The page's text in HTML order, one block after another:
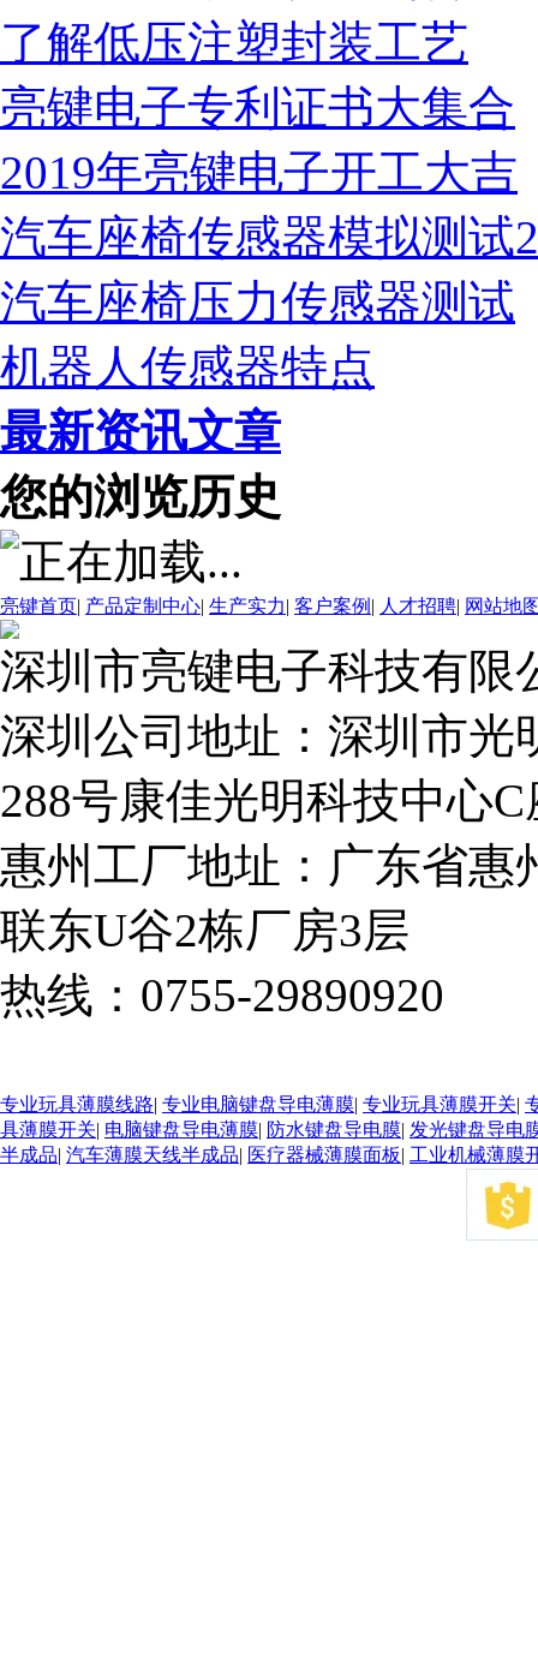
了解低压注塑封装工艺
亮键电子专利证书大集合
2019年亮键电子开工大吉
汽车座椅传感器模拟测试2
汽车座椅压力传感器测试
机器人传感器特点
最新资讯文章
您的浏览历史
亮键首页| 产品定制中心| 生产实力| 客户案例 | 人才招聘| 网站地
深圳市亮键电子科技有限
深圳公司地址：深圳市光
288号康佳光明科技中心C
惠州工厂地址：广东省惠
联东U谷2栋厂房3层
热线：0755-29890920
专业玩具薄膜线路| 专业电脑键盘导电薄膜| 专业玩具薄膜开关|
具薄膜开关| 电脑键盘导电薄膜| 防水键盘导电膜| 发光键盘导电
半成品| 汽车薄膜天线半成品| 医疗器械薄膜面板| 工业机械薄膜